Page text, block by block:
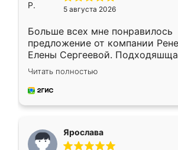
5 августа 2026
Больше всех мне понравилось
предложение от компании
Елены Сергеевой.
короткие сроки изготовления.
для замера сотрудник
предложил по моему эскизу
Читать полностью
Ярослава